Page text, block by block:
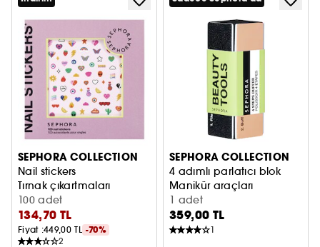
SEPHORA COLLECTION
Nail stickers
Tırnak çıkartmaları
100 adet
134,70 TL
Fiyat :449,00 TL -70%
2
SEPHORA COLLECTION
4 adımlı parlatıcı blok
Manikür araçları
1 adet
359,00 TL
1